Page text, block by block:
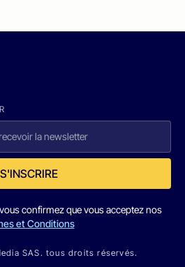
S'INSCRIRE
confirmez que vous acceptez nos
et Conditions
SAS. tous droits réservés.